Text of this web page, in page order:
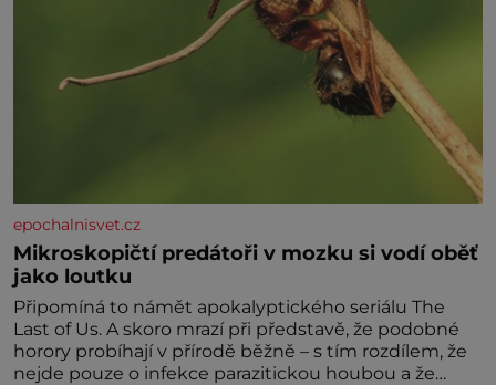
epochalnisvet.cz
Mikroskopičtí predátoři v mozku si vodí oběť
jako loutku
Připomíná to námět apokalyptického seriálu The
Last of Us. A skoro mrazí při představě, že podobné
horory probíhají v přírodě běžně – s tím rozdílem, že
nejde pouze o infekce parazitickou houbou a že